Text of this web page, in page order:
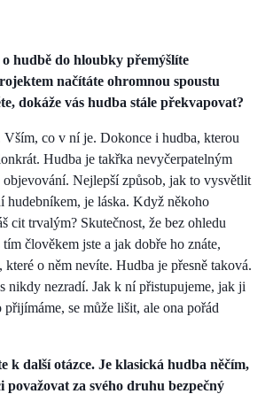
o hudbě do hloubky přemýšlíte
načítáte ohromnou spoustu
dokáže vás hudba stále překvapovat?
co v ní je. Dokonce i hudba, kterou
Hudba je takřka nevyčerpatelným
objevování. Nejlepší způsob, jak to vysvětlit
hudebníkem, je láska. Když někoho
cit trvalým? Skutečnost, že bez ohledu
člověkem jste a jak dobře ho znáte,
o něm nevíte. Hudba je přesně taková.
nikdy nezradí. Jak k ní přistupujeme, jak ji
se může lišit, ale ona pořád
k další otázce. Je klasická hudba něčím,
považovat za svého druhu bezpečný